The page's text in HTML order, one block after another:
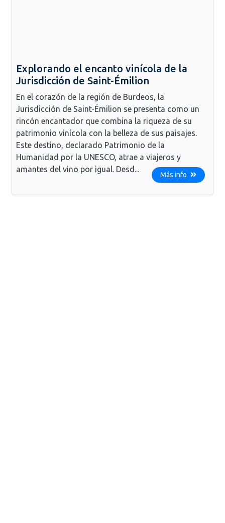
Explorando el encanto vinícola de la
Jurisdicción de Saint-Émilion
En el corazón de la región de Burdeos, la
Jurisdicción de Saint-Émilion se presenta como un
rincón encantador que combina la riqueza de su
patrimonio vinícola con la belleza de sus paisajes.
Este destino, declarado Patrimonio de la
Humanidad por la UNESCO, atrae a viajeros y
amantes del vino por igual. Desd...
Más info